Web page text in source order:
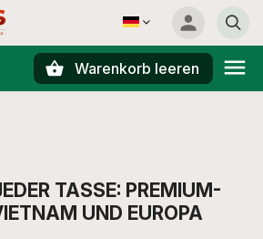
Warenkorb leeren
TASSE: PREMIUM-
UND EUROPA